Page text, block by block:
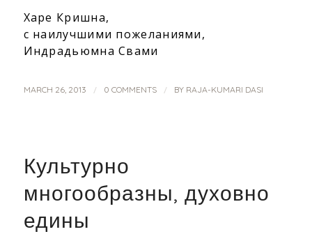
Харе Кришна,
c наилучшими пожеланиями,
Индрадьюмна Свами
MARCH 26, 2013 / 0 COMMENTS / BY RAJA-KUMARI DASI
Культурно
многообразны, духовно
едины